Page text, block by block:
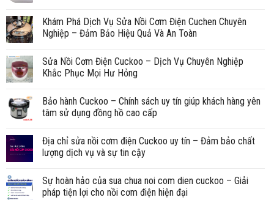
Khám Phá Dịch Vụ Sửa Nồi Cơm Điện Cuchen Chuyên
Nghiệp – Đảm Bảo Hiệu Quả Và An Toàn
Sửa Nồi Cơm Điện Cuckoo – Dịch Vụ Chuyên Nghiệp
Khắc Phục Mọi Hư Hỏng
Bảo hành Cuckoo – Chính sách uy tín giúp khách hàng yên
tâm sử dụng đồng hồ cao cấp
Địa chỉ sửa nồi cơm điện Cuckoo uy tín – Đảm bảo chất
lượng dịch vụ và sự tin cậy
Sự hoàn hảo của sua chua noi com dien cuckoo – Giải
pháp tiện lợi cho nồi cơm điện hiện đại